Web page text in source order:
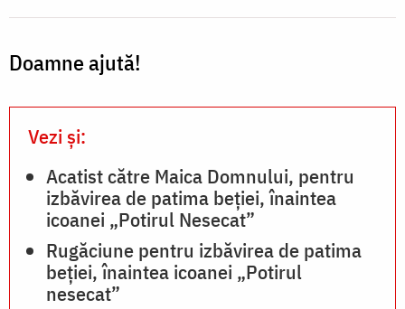
Domnului”
Doamne ajută!
Vezi și:
Acatist către Maica Domnului, pentru
izbăvirea de patima beției, înaintea
icoanei „Potirul Nesecat”
Rugăciune pentru izbăvirea de patima
beției, înaintea icoanei „Potirul
nesecat”